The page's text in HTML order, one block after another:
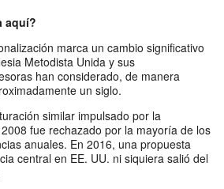
aquí?
marca un cambio significativo
Metodista Unida y sus
han considerado, de manera
un siglo.
similar impulsado por la
fue rechazado por la mayoría de los
anuales. En 2016, una propuesta
central en EE. UU. ni siquiera salió del